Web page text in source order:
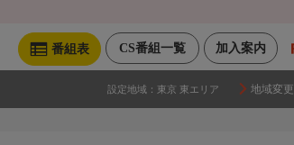
加入案内
CS番組一覧
番組表
設定地域： 東京 東エリア 地域変更